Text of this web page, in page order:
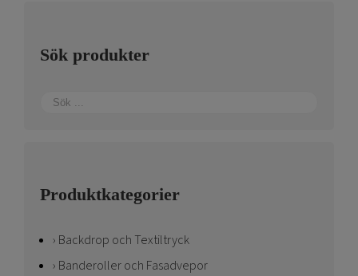
Sök produkter
Produktkategorier
Backdrop och Textiltryck
Banderoller och Fasadvepor